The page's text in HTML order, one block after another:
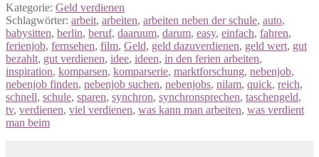
Kategorie: Geld verdienen
Schlagwörter: arbeit, arbeiten, arbeiten neben der schule, auto,
babysitten, berlin, beruf, daaruum, darum, easy, einfach, fahren,
ferienjob, fernsehen, film, Geld, geld dazuverdienen, geld wert, gut
bezahlt, gut verdienen, idee, ideen, in den ferien arbeiten,
inspiration, komparsen, komparserie, marktforschung, nebenjob,
nebenjob finden, nebenjob suchen, nebenjobs, nilam, quick, reich,
schnell, schule, sparen, synchron, synchronsprechen, taschengeld,
tv, verdienen, viel verdienen, was kann man arbeiten, was verdient
man beim